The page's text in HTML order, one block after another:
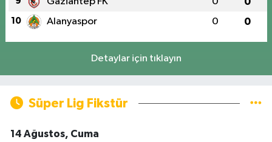
10 Alanyaspor 0 0
Detaylar için tıklayın
Süper Lig Fikstür
14 Ağustos, Cuma